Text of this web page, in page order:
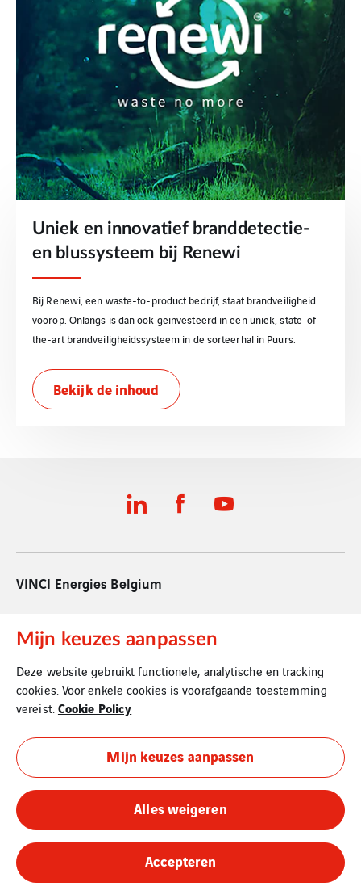
Uniek en innovatief branddetectie-
en blussysteem bij Renewi
Bij Renewi, een waste-to-product bedrijf, staat brandveiligheid
voorop. Onlangs is dan ook geïnvesteerd in een uniek, state-of-
the-art brandveiligheidssysteem in de sorteerhal in Puurs.
Bekijk de inhoud
VINCI Energies Belgium
The Agility Effect
Juridische informatie
Cookies
Mijn keuzes aanpassen
Deze website gebruikt functionele, analytische en tracking
cookies. Voor enkele cookies is voorafgaande toestemming
vereist. Cookie Policy
Mijn keuzes aanpassen
Alles weigeren
Accepteren